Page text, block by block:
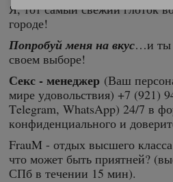
Я, тот самый свежий глоток
городе!
Попробуй меня на вкус…и ты
своем выборе!
Секс - менеджер (Ваш
мире удовольствия) +7 (921)
Telegram, WhatsApp) 24/7 в
конфиденциального и
FrauM - отдых высшего
что может быть приятней?
СПб в течении 15 мин).